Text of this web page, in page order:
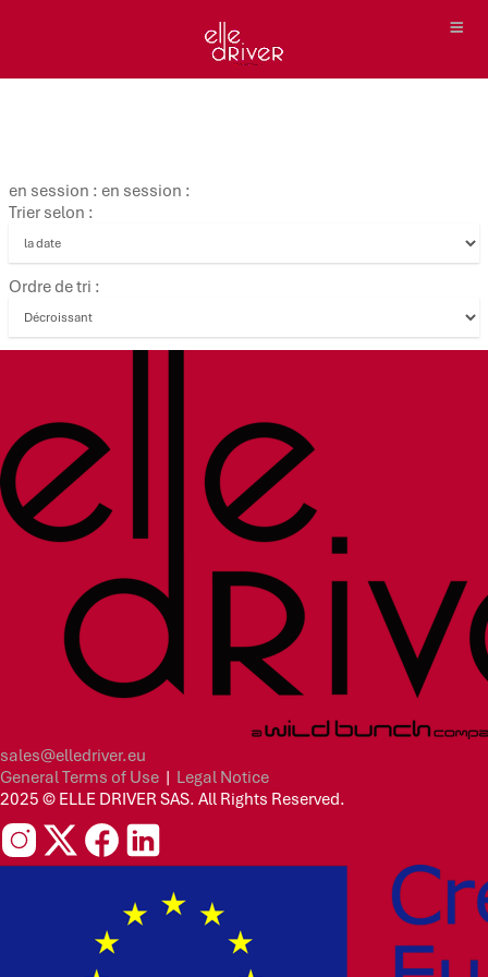
en session : en session :
Trier selon :
Ordre de tri :
sales@elledriver.eu
General Terms of Use | Legal Notice
2025 © ELLE DRIVER SAS. All Rights Reserved.